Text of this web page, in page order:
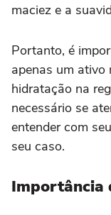
maciez e a
Portanto, é
apenas um ativo
hidratação na
necessário se
entender com
seu caso.